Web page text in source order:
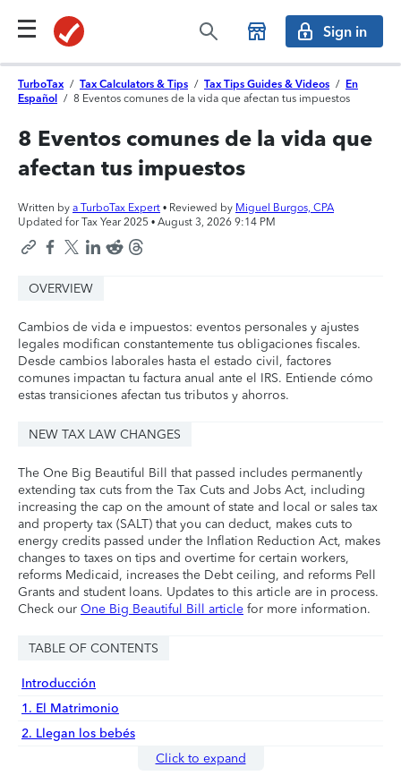
Sign in
TurboTax / Tax Calculators & Tips / Tax Tips Guides & Videos / En
Español
/ 8 Eventos comunes de la vida que afectan tus impuestos
8 Eventos comunes de la vida que
afectan tus impuestos
Written by a TurboTax Expert • Reviewed by Miguel Burgos, CPA
Updated for Tax Year 2025 • August 3, 2026 9:14 PM
OVERVIEW
Cambios de vida e impuestos: eventos personales y ajustes
legales modifican constantemente tus obligaciones fiscales.
Desde cambios laborales hasta el estado civil, factores
comunes impactan tu factura anual ante el IRS. Entiende cómo
estas transiciones afectan tus tributos y ahorros.
NEW TAX LAW CHANGES
The One Big Beautiful Bill that passed includes permanently
extending tax cuts from the Tax Cuts and Jobs Act, including
increasing the cap on the amount of state and local or sales tax
and property tax (SALT) that you can deduct, makes cuts to
energy credits passed under the Inflation Reduction Act, makes
changes to taxes on tips and overtime for certain workers,
reforms Medicaid, increases the Debt ceiling, and reforms Pell
Grants and student loans. Updates to this article are in process.
Check our One Big Beautiful Bill article for more information.
TABLE OF CONTENTS
Introducción
1. El Matrimonio
2. Llegan los bebés
Click to expand